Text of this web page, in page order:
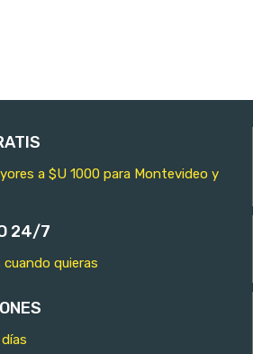
a $U 1000 para Montevideo y
24/7
quieras